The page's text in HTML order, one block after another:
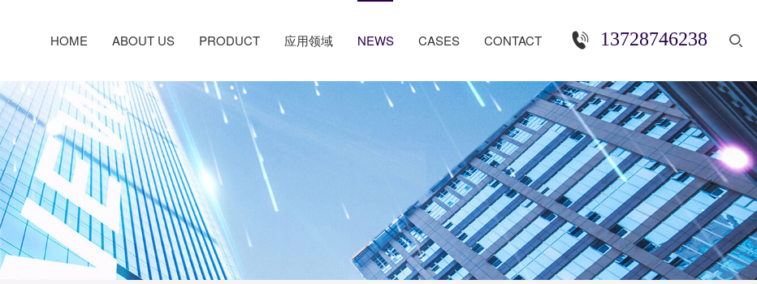
13728746238
HOME ABOUT US PRODUCT 应用领域 NEWS CASES CONTACT